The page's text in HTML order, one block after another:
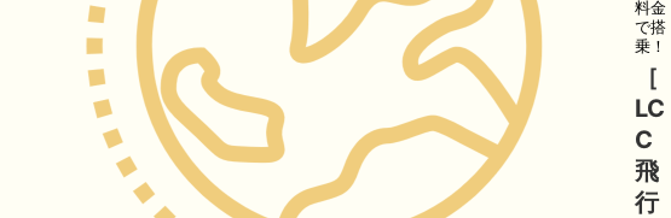
料金
で搭
乗！
［
LC
C
飛
行